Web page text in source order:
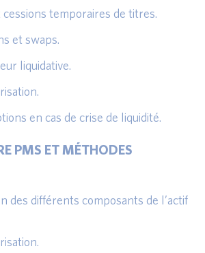
cessions temporaires de titres.
et swaps.
liquidative.
en cas de crise de liquidité.
PMS ET MÉTHODES
des différents composants de l’actif